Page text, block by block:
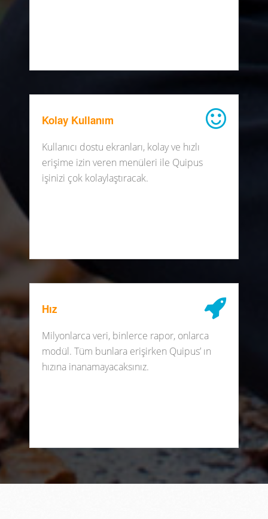
Kolay Kullanım
Kullanıcı dostu ekranları, kolay ve hızlı
erişime izin veren menüleri ile Quipus
işinizi çok kolaylaştıracak.
Hız
Milyonlarca veri, binlerce rapor, onlarca
modül. Tüm bunlara erişirken Quipus’ ın
hızına inanamayacaksınız.